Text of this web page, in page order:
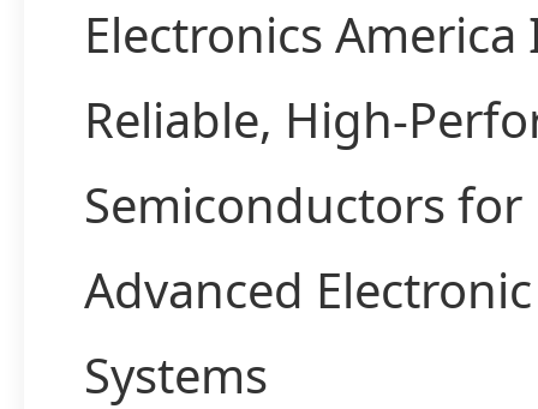
Electronics
Reliable, High-
Semiconductors for
Advanced Electronic
Systems